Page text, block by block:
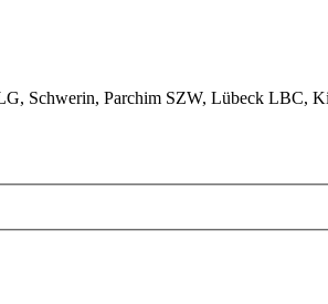
Schwerin, Parchim SZW, Lübeck LBC,